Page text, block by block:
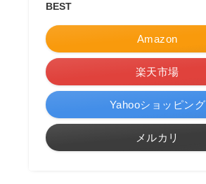
BEST
Amazon
楽天市場
Yahooショッピング
メルカリ